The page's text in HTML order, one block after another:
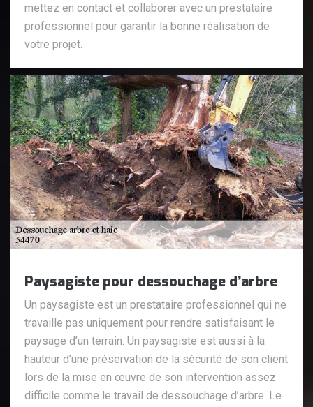
mettez en contact et collaborer avec un prestataire
professionnel pour garantir la bonne réalisation de
votre projet.
Paysagiste pour dessouchage d’arbre
Un paysagiste est un prestataire professionnel qui ne
travaille pas uniquement pour rendre satisfaisant le
paysage d’un terrain. Un paysagiste est aussi à la
hauteur d’une préservation de la sécurité de son client
lors de la mise en œuvre de son intervention assez
difficile comme le travail de dessouchage d’arbre. Le